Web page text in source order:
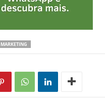
MARKETING